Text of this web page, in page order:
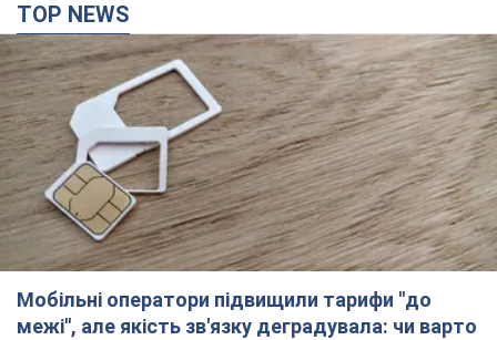
TOP NEWS
Мобільні оператори підвищили тарифи "до
межі", але якість зв'язку деградувала: чи варто